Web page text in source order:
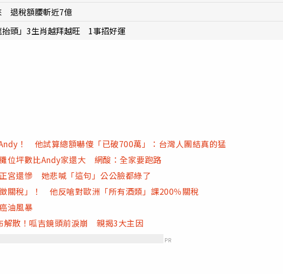
退稅額腰斬近7億
頭」3生肖越拜越旺 1事招好運
！ 他試算總額嚇傻「已破700萬」：台灣人團結真的猛
位坪數比Andy家還大 網酸：全家要跑路
宮還慘 她悲喊「這句」公公臉都綠了
關稅」！ 他反嗆對歐洲「所有酒類」課200％關稅
油風暴
解散！呱吉鏡頭前淚崩 親揭3大主因
PR